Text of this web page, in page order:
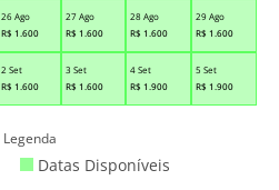
26 Ago
R$ 1.600
27 Ago
R$ 1.600
28 Ago
R$ 1.600
29 Ago
R$ 1.600
2 Set
R$ 1.600
3 Set
R$ 1.600
4 Set
R$ 1.900
5 Set
R$ 1.900
Legenda
Datas Disponíveis